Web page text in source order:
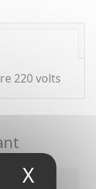
X
220 volts